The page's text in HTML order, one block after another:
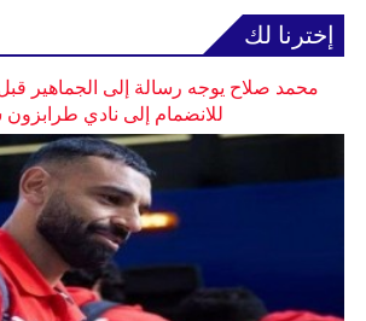
إخترنا لك
محمد صلاح يوجه رسالة إلى الجماهير
للانضمام إلى نادي طرابزون